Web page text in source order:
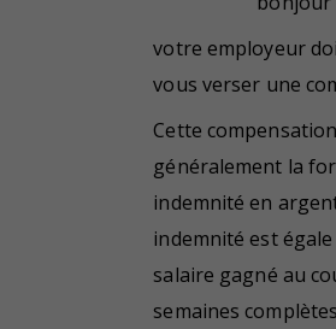
votre employeur
vous verser une
Cette
généralement la
indemnité en
indemnité est
salaire gagné au
semaines